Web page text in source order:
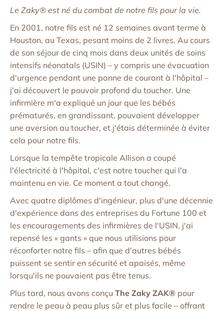
Le Zaky® est né du combat de notre fils pour la vie.
En 2001, notre fils est né 12 semaines avant terme à
Houston, au Texas, pesant moins de 2 livres. Au cours
de son séjour de cinq mois dans deux unités de soins
intensifs néonatals (USIN) – y compris une évacuation
d'urgence pendant une panne de courant à l'hôpital –
j'ai découvert le pouvoir profond du toucher. Une
infirmière m'a expliqué un jour que les bébés
prématurés, en grandissant, pouvaient développer
une aversion au toucher, et j'étais déterminée à éviter
cela pour notre fils.
Lorsque la tempête tropicale Allison a coupé
l'électricité à l'hôpital, c'est notre toucher qui l'a
maintenu en vie. Ce moment a tout changé.
Avec quatre diplômes d'ingénieur, plus d'une décennie
d'expérience dans des entreprises du Fortune 100 et
les encouragements des infirmières de l'USIN, j'ai
repensé les « gants » que nous utilisions pour
réconforter notre fils – afin que d'autres bébés
puissent se sentir en sécurité et apaisés, même
lorsqu'ils ne pouvaient pas être tenus.
Plus tard, nous avons conçu The Zaky ZAK® pour
rendre le peau à peau plus sûr et plus facile – offrant